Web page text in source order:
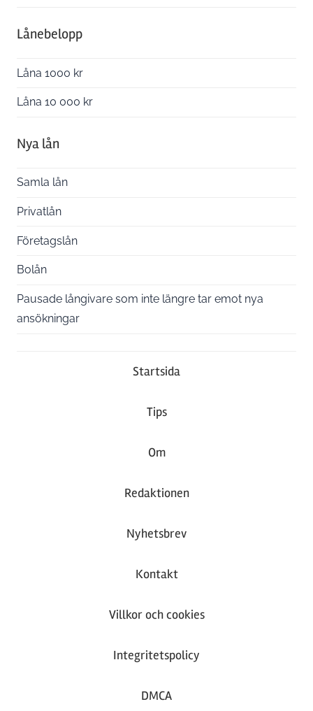
Lånebelopp
Låna 1000 kr
Låna 10 000 kr
Nya lån
Samla lån
Privatlån
Företagslån
Bolån
Pausade långivare som inte längre tar emot nya
ansökningar
Startsida
Tips
Om
Redaktionen
Nyhetsbrev
Kontakt
Villkor och cookies
Integritetspolicy
DMCA